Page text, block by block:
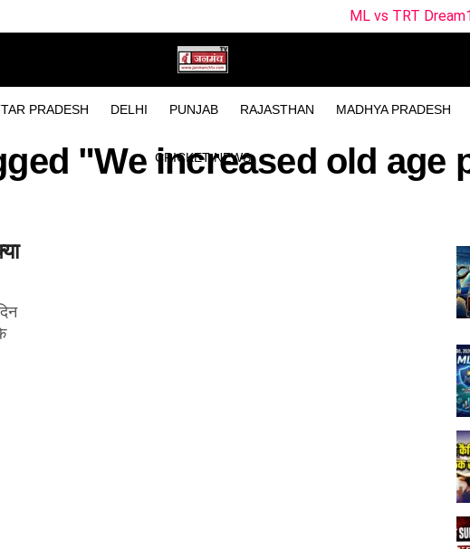
PRADESH DELHI PUNJAB RAJASTHAN MADHYA PRADESH
CRICKET NEWS
ML vs TRT Dream11
"We increased old age